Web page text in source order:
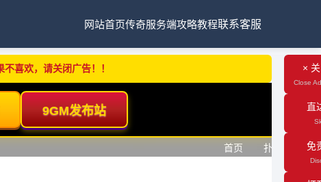
网站首页传奇服务端攻略教程联系客服
喜欢，请关闭广告！！ ×
Close
直
免